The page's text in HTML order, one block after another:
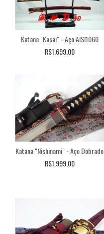
Katana "Kasai" - Aço AISI1060
R$1.699,00
Katana "Nishinami" - Aço Dobrado
R$1.999,00